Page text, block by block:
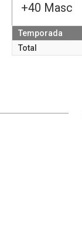
+40 Masc
Temporada
Total